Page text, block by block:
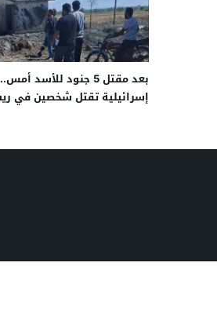
بعد مقتل 5 جنود للأسد
إسرائيلية تقتل شخصين في